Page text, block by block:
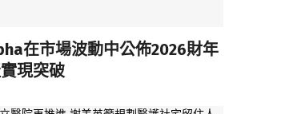
在市場波動中公佈2026財年
現突破